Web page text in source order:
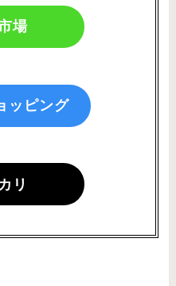
場
ッピング
リ